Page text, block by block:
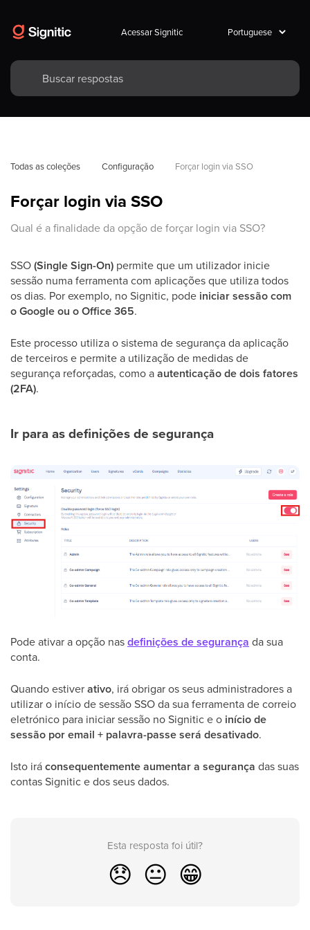
Acessar Signitic
Todas as coleções Configuração Forçar login via SSO
Forçar login via SSO
Qual é a finalidade da opção de forçar login via SSO?
SSO(Single Sign-On) permite que um utilizador inicie
sessão numa ferramenta com aplicações que utiliza todos
os dias. Por exemplo, no Signitic, pode iniciar sessão com
o Google ou o Office 365.
Este processo utiliza o sistema de segurança da aplicação
de terceiros e permite a utilização de medidas de
segurança reforçadas, como aautenticação de dois fatores
(2FA).
Ir para as definições de segurança
Pode ativar a opção nasdefinições de segurança da sua
conta.
Quando estiverativo, irá obrigar os seus administradores a
utilizar o início de sessão SSO da sua ferramenta de correio
eletrónico para iniciar sessão no Signitic e o início de
sessão por email + palavra-passe será desativado.
Isto iráconsequentemente aumentar a segurança das suas
contas Signitic e dos seus dados.
Esta resposta foi útil?
😞 😐 😁